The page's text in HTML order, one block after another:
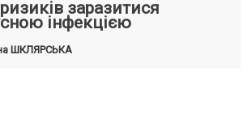
заразитися
інфекцією
ШКЛЯРСЬКА